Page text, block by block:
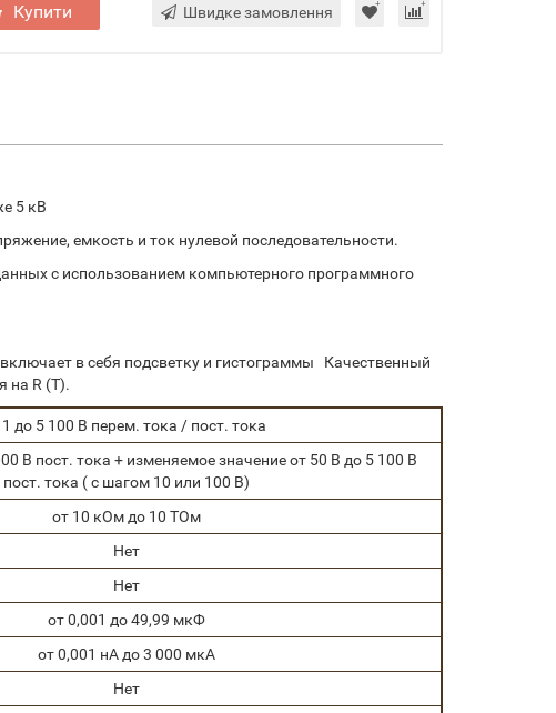
Купити Швидке замовлення
5 кВ
емкость и ток нулевой последовательности.
с использованием компьютерного программного
в себя подсветку и гистограммы Качественный
на R (Т).
1 до 5 100 В перем. тока / пост. тока
В пост. тока + изменяемое значение от 50 В до 5 100 В
пост. тока ( с шагом 10 или 100 В)
от 10 кОм до 10 ТОм
Нет
Нет
от 0,001 до 49,99 мкФ
от 0,001 нА до 3 000 мкА
Нет